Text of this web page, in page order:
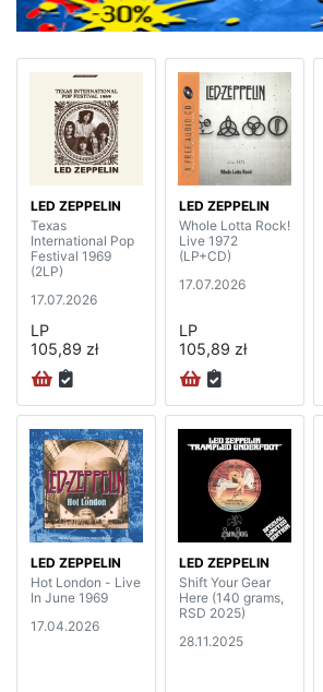
LED ZEPPELIN
Texas
International Pop
Festival 1969
(2LP)
17.07.2026
LP
105,89 zł
LED ZEPPELIN
Whole Lotta Rock!
Live 1972
(LP+CD)
17.07.2026
LP
105,89 zł
LED ZEPPELIN
Hot London - Live
In June 1969
17.04.2026
LED ZEPPELIN
Shift Your Gear
Here (140 grams,
RSD 2025)
28.11.2025